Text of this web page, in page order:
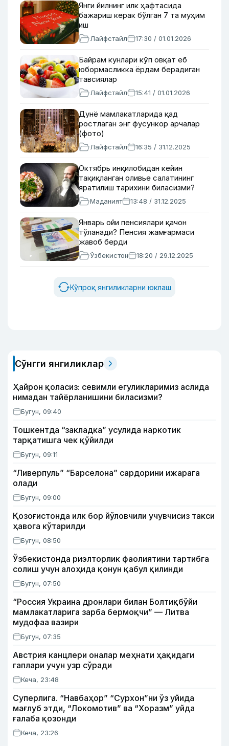
Янги йилнинг илк ҳафтасида
бажариш керак бўлган 7 та муҳим
иш
Лайфстайл 17:30 / 01.01.2026
Байрам кунлари кўп овқат еб
юбормасликка ёрдам берадиган
тавсиялар
Лайфстайл 15:41 / 01.01.2026
Дунё мамлакатларида қад
ростлаган энг фусункор арчалар
(фото)
Лайфстайл 16:35 / 31.12.2025
Октябрь инқилобидан кейин
тақиқланган оливье салатининг
яратилиш тарихини биласизми?
Маданият 13:48 / 31.12.2025
Январь ойи пенсиялари қачон
тўланади? Пенсия жамғармаси
жавоб берди
Ўзбекистон 18:20 / 29.12.2025
Кўпроқ янгиликларни юклаш
Сўнгги янгиликлар
Ҳайрон қоласиз: севимли егуликларимиз аслида
нимадан тайёрланишини биласизми?
Бугун, 09:40
Тошкентда “закладка” усулида наркотик
тарқатишга чек қўйилди
Бугун, 09:11
“Ливерпуль” “Барселона” сардорини ижарага
олади
Бугун, 09:00
Қозоғистонда илк бор йўловчили учувчисиз такси
ҳавога кўтарилди
Бугун, 08:50
Ўзбекистонда риэлторлик фаолиятини тартибга
солиш учун алоҳида қонун қабул қилинди
Бугун, 07:50
“Россия Украина дронлари билан Болтиқбўйи
мамлакатларига зарба бермоқчи” — Литва
мудофаа вазири
Бугун, 07:35
Австрия канцлери оналар меҳнати ҳақидаги
гаплари учун узр сўради
Кеча, 23:48
Суперлига. “Навбаҳор” “Сурхон”ни ўз уйида
мағлуб этди, “Локомотив” ва “Хоразм” уйда
ғалаба қозонди
Кеча, 23:26